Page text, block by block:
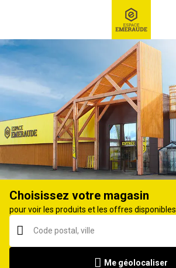
Ex : Robot tondeuse, ...
Tondeuse thermique
Choisissez votre magasin
pour voir les produits et les offres disponibles
Me géolocaliser